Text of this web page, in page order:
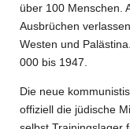
über 100 Menschen.
Ausbrüchen
Westen und
000 bis 1947.
Die neue
offiziell die jüdische